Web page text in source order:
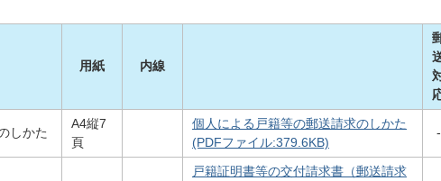
用紙 内線
しかた
A4縦7
頁
個人による戸籍等の郵送請求のしかた
(PDFファイル:379.6KB)
-
戸籍証明書等の交付請求書（郵送請求